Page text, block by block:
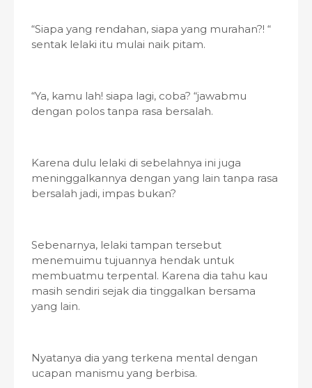
“Siapa yang rendahan, siapa yang murahan?! “
sentak lelaki itu mulai naik pitam.
“Ya, kamu lah! siapa lagi, coba? “jawabmu
dengan polos tanpa rasa bersalah.
Karena dulu lelaki di sebelahnya ini juga
meninggalkannya dengan yang lain tanpa rasa
bersalah jadi, impas bukan?
Sebenarnya, lelaki tampan tersebut
menemuimu tujuannya hendak untuk
membuatmu terpental. Karena dia tahu kau
masih sendiri sejak dia tinggalkan bersama
yang lain.
Nyatanya dia yang terkena mental dengan
ucapan manismu yang berbisa.